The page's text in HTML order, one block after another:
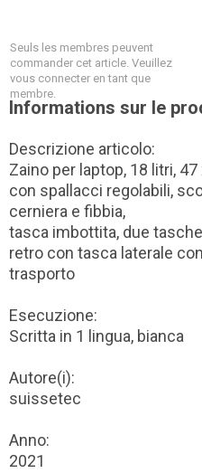
Seuls les membres peuvent
commander cet article. Veuillez
vous connecter en tant que
membre.
Informations sur le
Descrizione articolo:
Zaino per laptop, 18 litri,
con spallacci regolabili,
cerniera e fibbia,
tasca imbottita, due
retro con tasca laterale
trasporto
Esecuzione:
Scritta in 1 lingua, bianca
Autore(i):
suissetec
Anno:
2021